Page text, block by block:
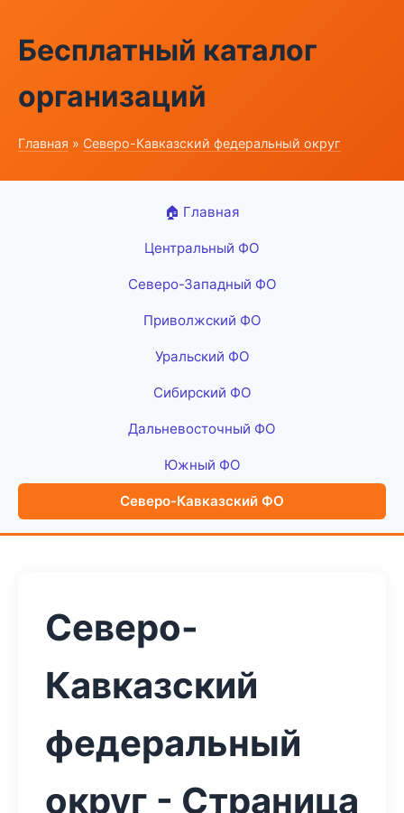
Бесплатный каталог
организаций
Главная » Северо-Кавказский федеральный округ
🏠 Главная
Центральный ФО
Северо-Западный ФО
Приволжский ФО
Уральский ФО
Сибирский ФО
Дальневосточный ФО
Южный ФО
Северо-Кавказский ФО
Северо-
Кавказский
федеральный
округ - Страница